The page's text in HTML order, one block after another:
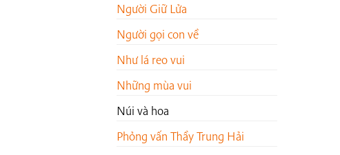
Người Giữ Lửa
Người gọi con về
Như lá reo vui
Những mùa vui
Núi và hoa
Phỏng vấn Thầy Trung Hải